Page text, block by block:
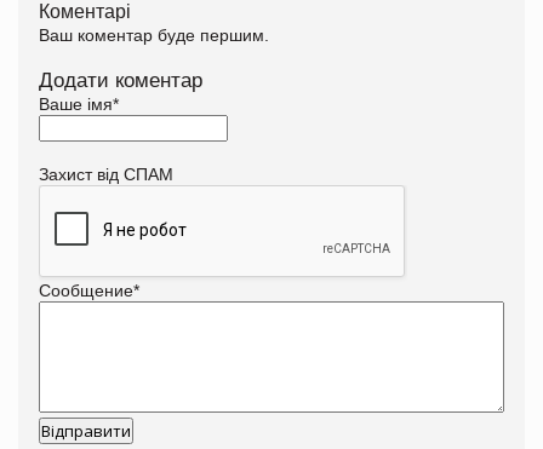
Коментарі
Ваш коментар буде першим.
Додати коментар
Ваше імя*
Захист від СПАМ
Сообщение*